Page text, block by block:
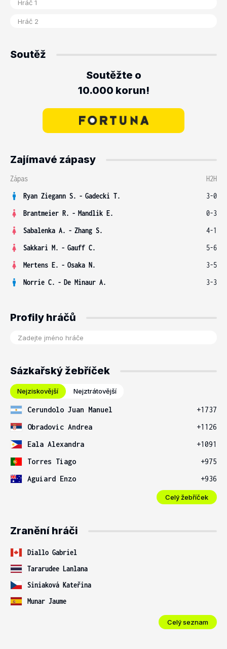
Soutěž
Soutěžte o
10.000 korun!
Zajímavé zápasy
Zápas
H2H
Ryan Ziegann S. - Gadecki T.
3-0
Brantmeier R. - Mandlik E.
0-3
Sabalenka A. - Zhang S.
4-1
Sakkari M. - Gauff C.
5-6
Mertens E. - Osaka N.
3-5
Norrie C. - De Minaur A. 3-3
Profily hráčů
Sázkařský žebříček
Nejziskovější Nejztrátovější
Cerundolo Juan Manuel
+1737
Obradovic Andrea
+1126
Eala Alexandra
+1091
Torres Tiago
+975
Aguiard Enzo
+936
Celý žebříček
Zranění hráči
Diallo Gabriel
Tararudee Lanlana
Siniaková Kateřina
Munar Jaume
Celý seznam